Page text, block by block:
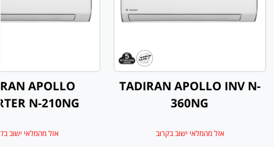
TADIRAN APOLLO INV N-
360NG
אזל מהמלאי ישוב בקרוב
APOLLO
N-210NG
אזל מהמלאי ישוב